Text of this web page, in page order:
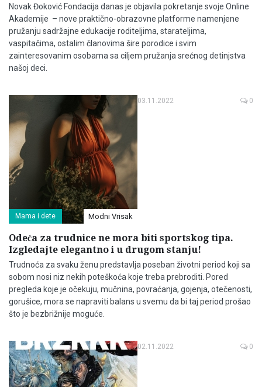
Novak Đoković Fondacija danas je objavila pokretanje svoje Online
Akademije – nove praktično-obrazovne platforme namenjene
pružanju sadržajne edukacije roditeljima, starateljima,
vaspitačima, ostalim članovima šire porodice i svim
zainteresovanim osobama sa ciljem pružanja srećnog detinjstva
našoj deci.
Mama i dete Modni Vrisak
03.11.2022 0
Odeća za trudnice ne mora biti sportskog tipa.
Izgledajte elegantno i u drugom stanju!
Trudnoća za svaku ženu predstavlja poseban životni period koji sa
sobom nosi niz nekih poteškoća koje treba prebroditi. Pored
pregleda koje je očekuju, mučnina, povraćanja, gojenja, otečenosti,
gorušice, mora se napraviti balans u svemu da bi taj period prošao
što je bezbrižnije moguće.
02.11.2022 0